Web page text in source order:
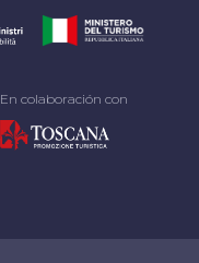
En colaboración con